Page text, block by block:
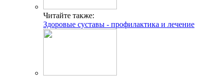
Читайте также:
Здоровые суставы - профилактика и лечение